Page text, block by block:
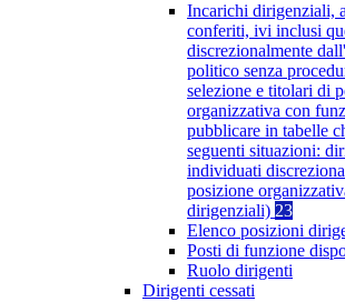
Incarichi dirigenziali,
conferiti, ivi inclusi
discrezionalmente
politico senza
selezione e titolari di
organizzativa con
pubblicare in tabelle
seguenti situazioni:
individuati
posizione
dirigenziali) 23
Elenco posizioni
Posti di funzione
Ruolo dirigenti
Dirigenti cessati